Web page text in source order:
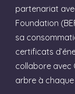
partenariat
Foundation
sa
certificats
collabore avec
arbre à